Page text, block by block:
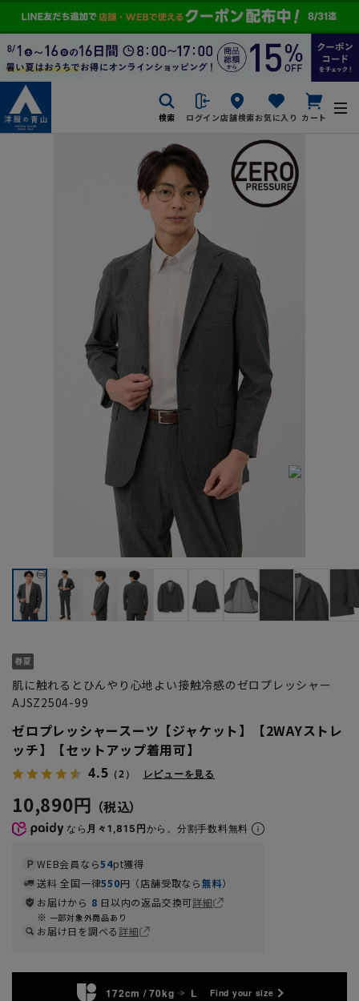
検索 ログイン店舗検索お気に入り カート
肌に触れるとひんやり心地よい接触冷感のゼロプレッシャー
AJSZ2504-99
ゼロプレッシャースーツ【ジャケット】【2WAYストレ
ッチ】【セットアップ着用可】
4.5 （2） レビューを見る
10,890円
なら 月々1,815円から。分割手数料無料
WEB会員なら54pt獲得
送料 全国一律550円（店舗受取なら無料）
お届けから 8 日以内の返品交換可詳細
一部対象外商品あり
お届け日を調べる詳細
172cm / 70kg L Find your size